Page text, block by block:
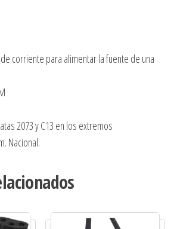
corriente para alimentar la fuente de una
2073 y C13 en los extremos
Nacional.